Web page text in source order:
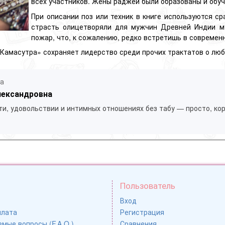
При описании поз или техник в книге используются
страсть олицетворяли для мужчин Древней Индии
пожар, что, к сожалению, редко встретишь в
сохраняет лидерство среди прочих трактатов о
удовольствии и интимных отношениях без табу — просто,
Пользователь
Вход
Регистрация